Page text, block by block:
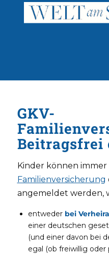
GKV-
Beitragsfrei
Kinder können immer
Familienversicherung
angemeldet werden,
entweder bei
einer deutschen
(und einer davon bei
egal (ob freiwillig